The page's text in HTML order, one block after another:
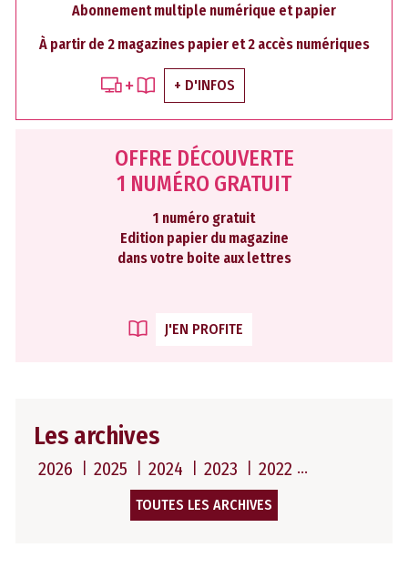
Abonnement multiple numérique et papier
À partir de 2 magazines papier et 2 accès numériques
+ D'INFOS
OFFRE DÉCOUVERTE
1 NUMÉRO GRATUIT
1 numéro gratuit
Edition papier du magazine
dans votre boite aux lettres
J'EN PROFITE
Les archives
2026 2025 2024 2023 2022
TOUTES LES ARCHIVES